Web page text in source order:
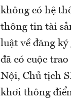
không có hệ
thông tin tài
luật về đăng
đã có cuộc
Nội, Chủ tịch
khơi thông